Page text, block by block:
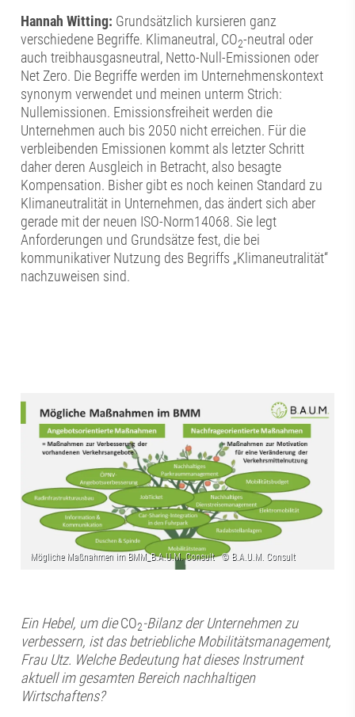
Hannah Witting: Grundsätzlich kursieren ganz
verschiedene Begriffe. Klimaneutral, CO2-neutral oder
auch treibhausgasneutral, Netto-Null-Emissionen oder
Net Zero. Die Begriffe werden im Unternehmenskontext
synonym verwendet und meinen unterm Strich:
Nullemissionen. Emissionsfreiheit werden die
Unternehmen auch bis 2050 nicht erreichen. Für die
verbleibenden Emissionen kommt als letzter Schritt
daher deren Ausgleich in Betracht, also besagte
Kompensation. Bisher gibt es noch keinen Standard zu
Klimaneutralität in Unternehmen, das ändert sich aber
gerade mit der neuen ISO-Norm14068. Sie legt
Anforderungen und Grundsätze fest, die bei
kommunikativer Nutzung des Begriffs „Klimaneutralität“
nachzuweisen sind.
Ein Hebel, um dieCO2-Bilanz der Unternehmen zu
verbessern, ist das betriebliche Mobilitätsmanagement,
Frau Utz. Welche Bedeutung hat dieses Instrument
aktuell im gesamten Bereich nachhaltigen
Wirtschaftens?